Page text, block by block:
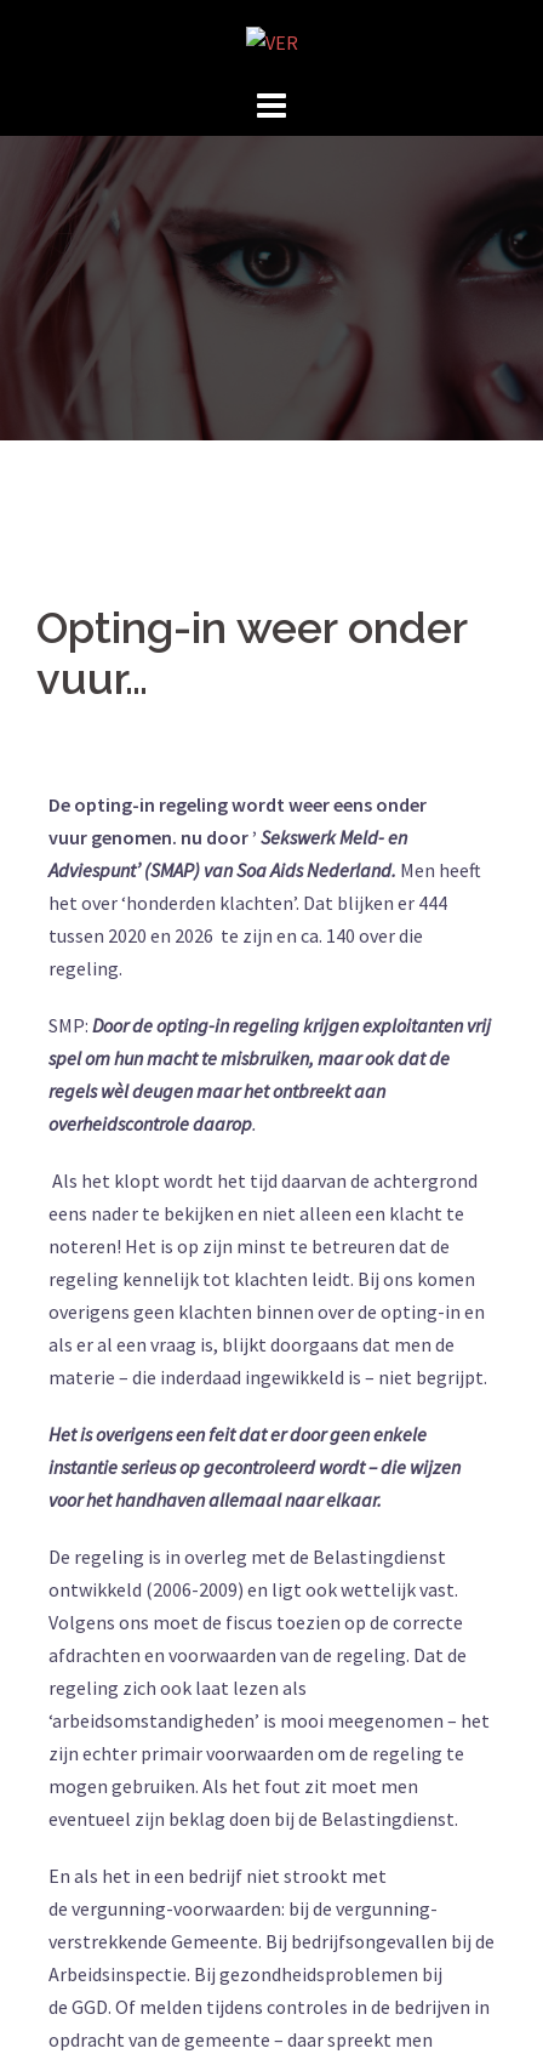
Opting-in weer onder
vuur…
De opting-in regeling wordt weer eens onder
vuur genomen. nu door ’ Sekswerk Meld- en
Adviespunt’ (SMAP) van Soa Aids Nederland. Men heeft
het over ‘honderden klachten’. Dat blijken er 444
tussen 2020 en 2026 te zijn en ca. 140 over die
regeling.
SMP: Door de opting-in regeling krijgen exploitanten vrij
spel om hun macht te misbruiken, maar ook dat de
regels wèl deugen maar het ontbreekt aan
overheidscontrole daarop.
Als het klopt wordt het tijd daarvan de achtergrond
eens nader te bekijken en niet alleen een klacht te
noteren! Het is op zijn minst te betreuren dat de
regeling kennelijk tot klachten leidt. Bij ons komen
overigens geen klachten binnen over de opting-in en
als er al een vraag is, blijkt doorgaans dat men de
materie – die inderdaad ingewikkeld is – niet begrijpt.
Het is overigens een feit dat er door geen enkele
instantie serieus op gecontroleerd wordt – die wijzen
voor het handhaven allemaal naar elkaar.
De regeling is in overleg met de Belastingdienst
ontwikkeld (2006-2009) en ligt ook wettelijk vast.
Volgens ons moet de fiscus toezien op de correcte
afdrachten en voorwaarden van de regeling. Dat de
regeling zich ook laat lezen als
‘arbeidsomstandigheden’ is mooi meegenomen – het
zijn echter primair voorwaarden om de regeling te
mogen gebruiken. Als het fout zit moet men
eventueel zijn beklag doen bij de Belastingdienst.
En als het in een bedrijf niet strookt met
de vergunning-voorwaarden: bij de vergunning-
verstrekkende Gemeente. Bij bedrijfsongevallen bij de
Arbeidsinspectie. Bij gezondheidsproblemen bij
de GGD. Of melden tijdens controles in de bedrijven in
opdracht van de gemeente – daar spreekt men